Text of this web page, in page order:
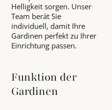
Helligkeit sorgen. Unser
Team berät Sie
individuell, damit Ihre
Gardinen perfekt zu Ihrer
Einrichtung passen.
Funktion der
Gardinen